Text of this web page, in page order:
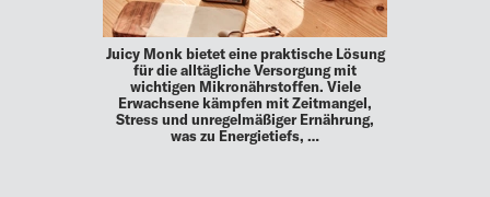
Juicy Monk bietet eine praktische Lösung
für die alltägliche Versorgung mit
wichtigen Mikronährstoffen. Viele
Erwachsene kämpfen mit Zeitmangel,
Stress und unregelmäßiger Ernährung,
was zu Energietiefs, …